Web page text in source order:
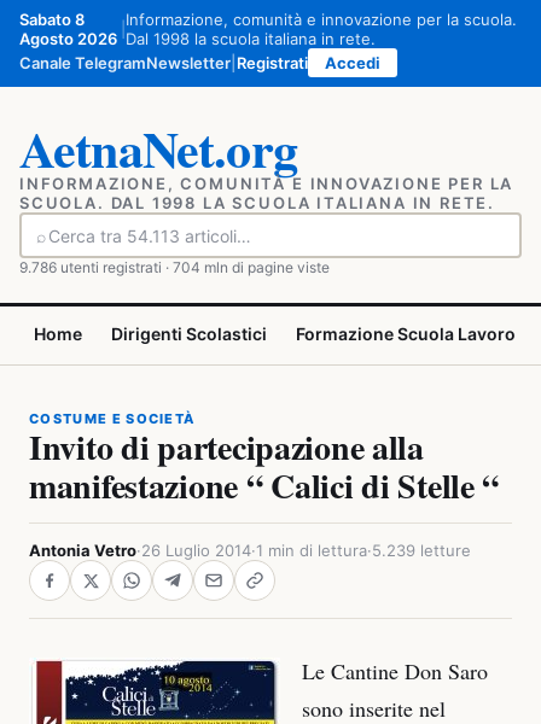
Vai
contenuto
Sabato 8
Agosto 2026
Informazione, comunità e innovazione per la scuola.
Dal 1998 la scuola italiana in rete.
Canale TelegramNewsletter Registrati Accedi
AetnaNet.org
INFORMAZIONE, COMUNITÀ E INNOVAZIONE PER LA
SCUOLA. DAL 1998 LA SCUOLA ITALIANA IN RETE.
⌕
Cerca
9.786 utenti registrati · 704 mln di pagine viste
Home Dirigenti Scolastici Formazione Scuola Lavoro
COSTUME E SOCIETÀ
Invito di partecipazione alla
manifestazione “ Calici di Stelle “
Antonia Vetro·26 Luglio 2014·1 min di lettura·5.239 letture
Le Cantine Don Saro
sono inserite nel